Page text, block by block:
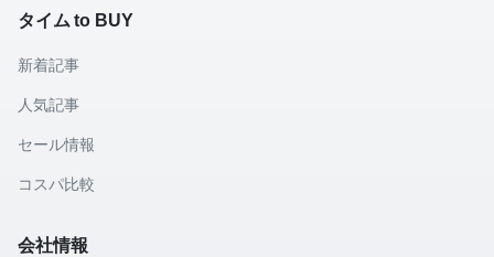
タイム to BUY
新着記事
人気記事
セール情報
コスパ比較
会社情報